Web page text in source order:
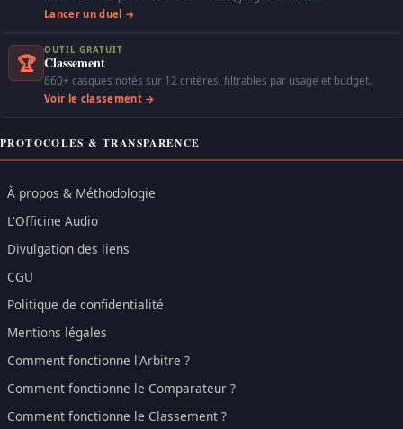
Lancer un duel →
🏆
OUTIL GRATUIT
Classement
660+ casques notés sur 12 critères, filtrables par usage et budget.
Voir le classement →
PROTOCOLES & TRANSPARENCE
À propos & Méthodologie
L'Officine Audio
Divulgation des liens
CGU
Politique de confidentialité
Mentions légales
Comment fonctionne l'Arbitre ?
Comment fonctionne le Comparateur ?
Comment fonctionne le Classement ?